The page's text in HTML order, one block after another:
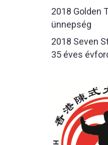
2018 Golden
ünnepség
2018 Seven
35 éves